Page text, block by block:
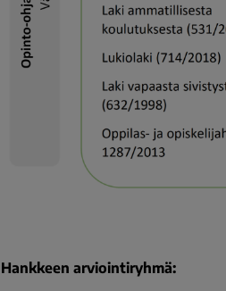
Hankkeen arviointiryhmä: